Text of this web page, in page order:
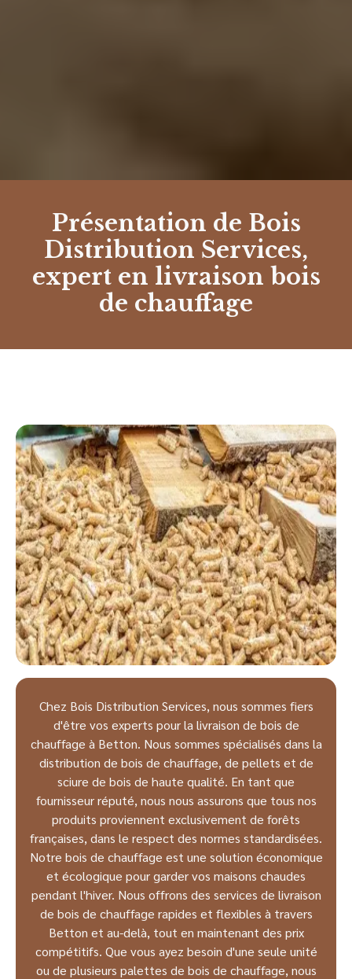
Présentation de Bois
Distribution Services,
expert en livraison bois
de chauffage
Chez Bois Distribution Services, nous sommes fiers
d'être vos experts pour la livraison de bois de
chauffage à Betton. Nous sommes spécialisés dans la
distribution de bois de chauffage, de pellets et de
sciure de bois de haute qualité. En tant que
fournisseur réputé, nous nous assurons que tous nos
produits proviennent exclusivement de forêts
françaises, dans le respect des normes standardisées.
Notre bois de chauffage est une solution économique
et écologique pour garder vos maisons chaudes
pendant l'hiver. Nous offrons des services de livraison
de bois de chauffage rapides et flexibles à travers
Betton et au-delà, tout en maintenant des prix
compétitifs. Que vous ayez besoin d'une seule unité
ou de plusieurs palettes de bois de chauffage, nous